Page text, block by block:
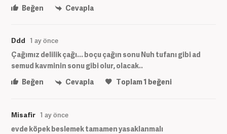
Beğen
Cevapla
Ddd 1 ay önce
Çağımız delilik çağı... boçu çağın sonu Nuh tufanı gibi ad
semud kavminin sonu gibi olur, olacak..
Beğen
Cevapla Toplam1 beğeni
Misafir 1 ay önce
evde köpek beslemek tamamen yasaklanmalı